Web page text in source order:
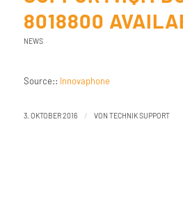
8018800
NEWS
Source:: Innovaphone
3. OKTOBER 2016 / VON TECHNIK SUPPORT